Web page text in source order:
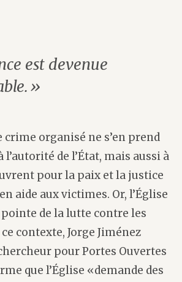
est devenue
crime organisé ne s’en prend
de l’État, mais aussi à
pour la paix et la justice
aide aux victimes. Or, l’Église
de la lutte contre les
contexte, Jorge Jiménez
pour Portes Ouvertes
que l’Église «demande des